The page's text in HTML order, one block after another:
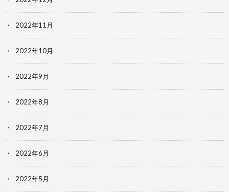
2022年11月
2022年10月
2022年9月
2022年8月
2022年7月
2022年6月
2022年5月